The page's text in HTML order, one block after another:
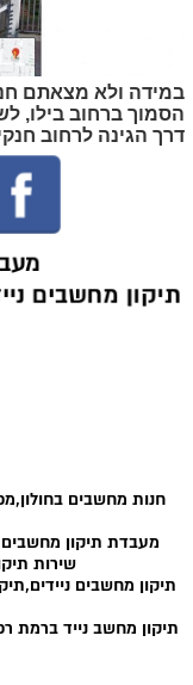
מעבדת תיקון מחשבים
שירות
תיקון מחשב נייד ברמת
תיקון מחשבים
במידה ולא מצאתם
דרך הגינה לרחוב